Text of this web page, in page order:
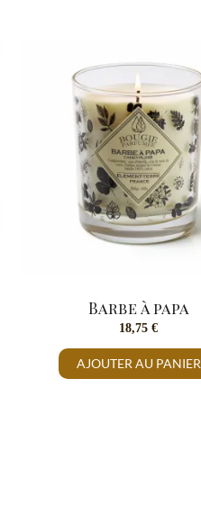
Barbe à papa
18,75 €
AJOUTER AU PANIER